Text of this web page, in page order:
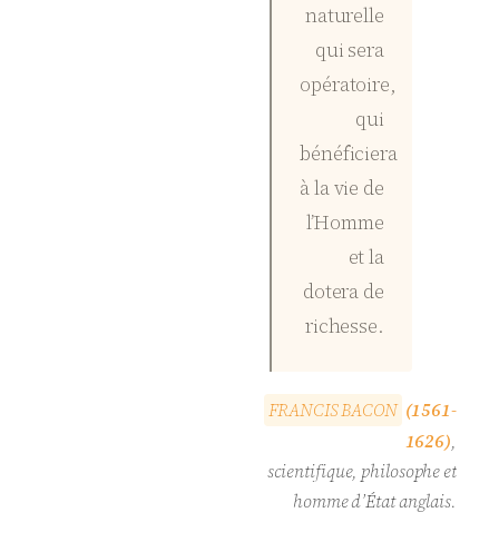
naturelle
qui sera
opératoire,
qui
bénéficiera
à la vie de
l’Homme
et la
dotera de
richesse.
FRANCISBACON (1561-
1626),
scientifique, philosophe et
homme d’État anglais.